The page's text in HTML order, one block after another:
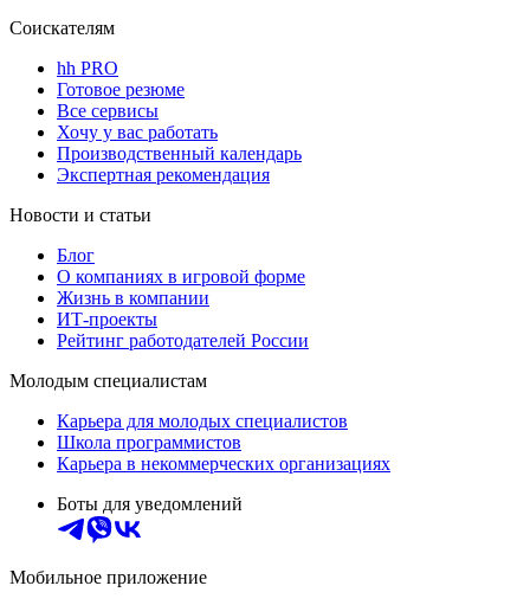
Соискателям
hh PRO
Готовое резюме
Все сервисы
Хочу у вас работать
Производственный календарь
Экспертная рекомендация
Новости и статьи
Блог
О компаниях в игровой форме
Жизнь в компании
ИТ-проекты
Рейтинг работодателей России
Молодым специалистам
Карьера для молодых специалистов
Школа программистов
Карьера в некоммерческих организациях
Боты для уведомлений
Мобильное приложение